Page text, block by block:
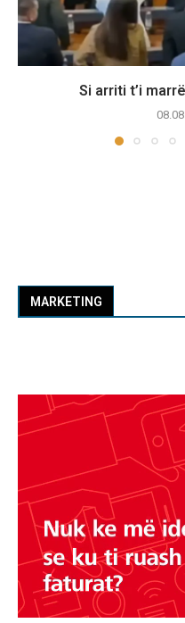
Si arriti t’i
MARKETING